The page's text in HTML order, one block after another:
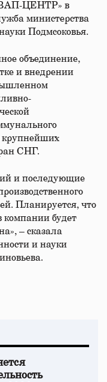
ЦЕНТР» в
министерства
Подмсоковья.
объединение,
и внедрении
крупнейших
СНГ.
и последующие
Планируется, что
компании будет
– сказала
и науки